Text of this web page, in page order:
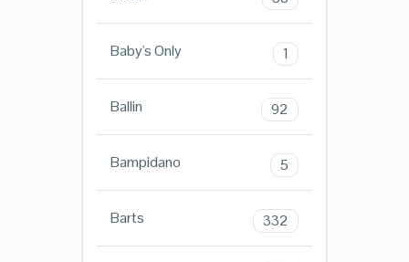
Baby's Only 1
Ballin 92
Bampidano 5
Barts 332